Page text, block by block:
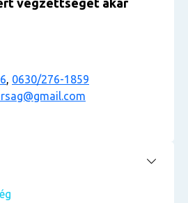
végzettséget akár
, 0630/276-1859